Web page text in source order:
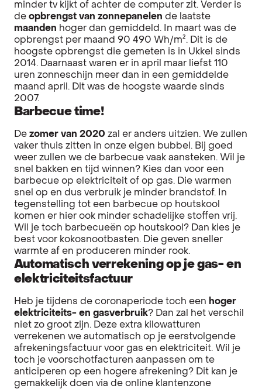
minder tv kijkt of achter de computer zit. Verder is
de opbrengst van zonnepanelen de laatste
maanden hoger dan gemiddeld. In maart was de
opbrengst per maand 90 490 Wh/m². Dit is de
hoogste opbrengst die gemeten is in Ukkel sinds
2014. Daarnaast waren er in april maar liefst 110
uren zonneschijn meer dan in een gemiddelde
maand april. Dit was de hoogste waarde sinds
2007.
Barbecue time!
De zomer van 2020 zal er anders uitzien. We zullen
vaker thuis zitten in onze eigen bubbel. Bij goed
weer zullen we de barbecue vaak aansteken. Wil je
snel bakken en tijd winnen? Kies dan voor een
barbecue op elektriciteit of op gas. Die warmen
snel op en dus verbruik je minder brandstof. In
tegenstelling tot een barbecue op houtskool
komen er hier ook minder schadelijke stoffen vrij.
Wil je toch barbecueën op houtskool? Dan kies je
best voor kokosnootbasten. Die geven sneller
warmte af en produceren minder rook.
Automatisch verrekening op je gas- en
elektriciteitsfactuur
Heb je tijdens de coronaperiode toch een hoger
elektriciteits- en gasverbruik? Dan zal het verschil
niet zo groot zijn. Deze extra kilowatturen
verrekenen we automatisch op je eerstvolgende
afrekeningsfactuur voor gas en elektriciteit. Wil je
toch je voorschotfacturen aanpassen om te
anticiperen op een hogere afrekening? Dit kan je
gemakkelijk doen via de online klantenzone